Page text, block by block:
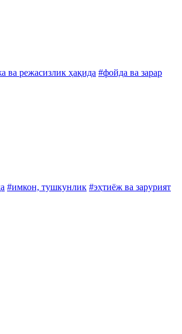
ва режасизлик ҳақида #фойда ва зарар
#имкон, тушкунлик #эҳтиёж ва зарурият